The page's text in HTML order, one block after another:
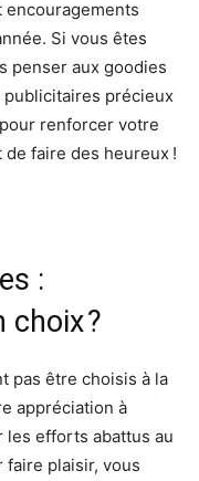
Si vous êtes
penser aux goodies
publicitaires précieux
renforcer votre
faire des heureux !
:
?
pas être choisis à la
appréciation à
les efforts abattus au
faire plaisir, vous